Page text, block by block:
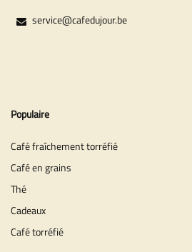
service@cafedujour.be
Populaire
Café fraîchement torréfié
Café en grains
Thé
Cadeaux
Café torréfié